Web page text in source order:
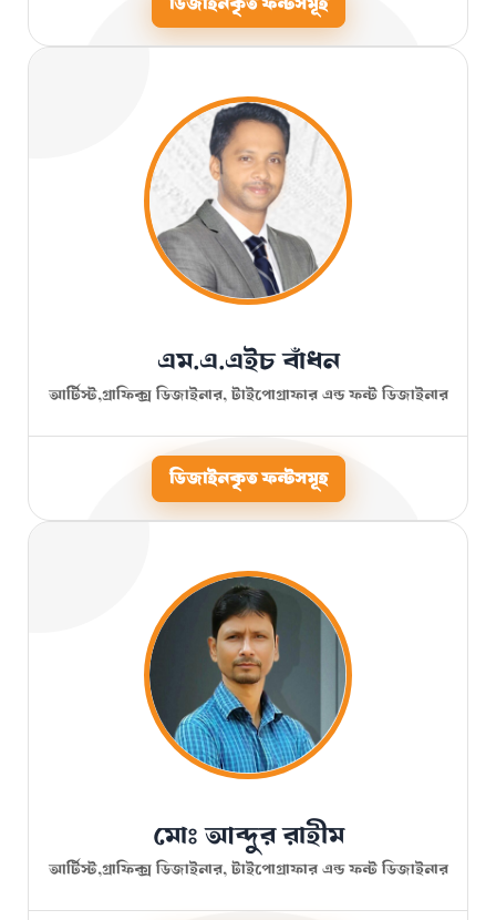
এম.এ.এইচ বাঁধন
আর্টিস্ট,গ্রাফিক্স ডিজাইনার, টাইপোগ্রাফার এন্ড ফন্ট ডিজাইনার
ডিজাইনকৃত ফন্টসমূহ
মোঃ আব্দুর রাহীম
আর্টিস্ট,গ্রাফিক্স ডিজাইনার, টাইপোগ্রাফার এন্ড ফন্ট ডিজাইনার